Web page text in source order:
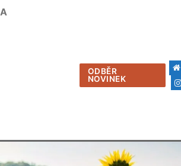
ODBĚR
NOVINEK